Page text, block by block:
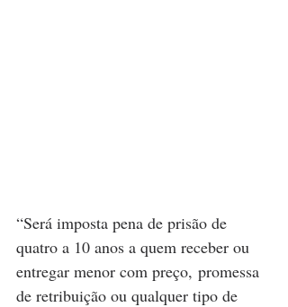
“Será imposta pena de prisão de
quatro a 10 anos a quem receber ou
entregar menor com preço, promessa
de retribuição ou qualquer tipo de